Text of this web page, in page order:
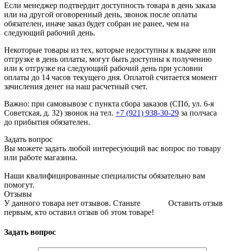
Если менеджер подтвердит доступность товара в день заказа
или на другой оговоренный день, звонок после оплаты
обязателен, иначе заказ будет собран не ранее, чем на
следующий рабочий день.
Некоторые товары из тех, которые недоступны к выдаче или
отгрузке в день оплаты, могут быть доступны к получению
или к отгрузке на следующий рабочий день при условии
оплаты до 14 часов текущего дня. Оплатой считается момент
зачисления денег на наш расчетный счет.
Важно: при самовывозе с пункта сборa заказов (СПб, ул. 6-я
Советская, д. 32) звонок на тел. +7 (921) 938-30-29 за полчаса
до прибытия обязателен.
Задать вопрос
Вы можете задать любой интересующий вас вопрос по товару
или работе магазина.
Наши квалифицированные специалисты обязательно вам
помогут.
Отзывы
Оставить отзыв
У данного товара нет отзывов. Станьте
первым, кто оставил отзыв об этом товаре!
Задать вопрос